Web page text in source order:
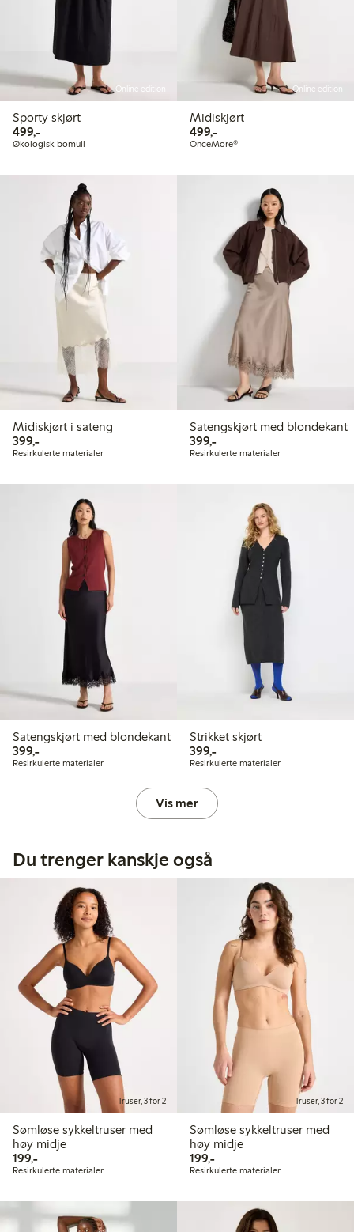
Online edition
Sporty skjørt
499,-499,00 kr
Økologisk bomull
Online edition
Midiskjørt
499,-499,00 kr
OnceMore®
Midiskjørt i sateng
399,-399,00 kr
Resirkulerte materialer
Satengskjørt med blondekant
399,-399,00 kr
Resirkulerte materialer
Satengskjørt med blondekant
399,-399,00 kr
Resirkulerte materialer
Strikket skjørt
399,-399,00 kr
Resirkulerte materialer
Vis mer
Du trenger kanskje også
Truser, 3 for 2
Sømløse sykkeltruser med
høy midje
199,-199,00 kr
Resirkulerte materialer
Truser, 3 for 2
Sømløse sykkeltruser med
høy midje
199,-199,00 kr
Resirkulerte materialer